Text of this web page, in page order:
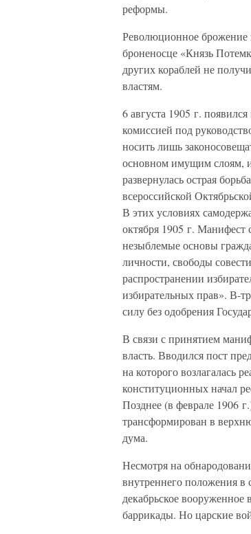
реформы.
Революционное брожение
броненосце «Князь
других кораблей не
властям.
6 августа 1905 г.
комиссией под
носить лишь
основном имущим слоям,
развернулась острая
всероссийской
В этих условиях
октября 1905 г.
незыблемые основы
личности, свободы
распространении
избирательных прав». В-
силу без одобрения
В связи с принятием
власть. Вводился пост
на которого возлагалась
конституционных начал
Позднее (в феврале 1906
трансформирован в
дума.
Несмотря на
внутреннего положения в
декабрьское
баррикады. Но царские